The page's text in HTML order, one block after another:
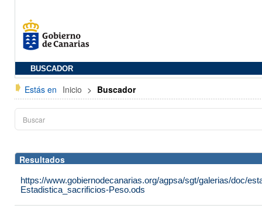
BUSCADOR
Estás en Inicio > Buscador
Resultados
https://www.gobiernodecanarias.org/agpsa/sgt/galerias/doc/
Estadistica_sacrificios-Peso.ods